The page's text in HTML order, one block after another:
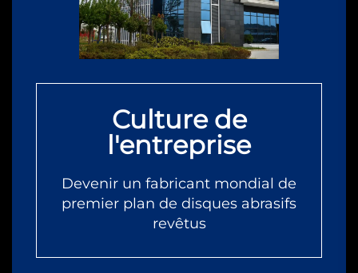
Culture de
l'entreprise
Devenir un fabricant mondial de
premier plan de disques abrasifs
revêtus